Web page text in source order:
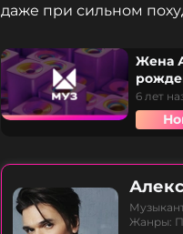
даже при сильном
Жена
6 лет
Жанры: